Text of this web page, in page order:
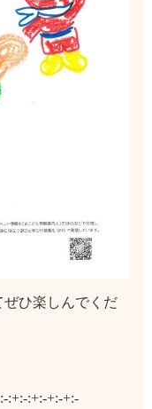
ひ楽しんでくだ
:+:-:+:-+:-+:-